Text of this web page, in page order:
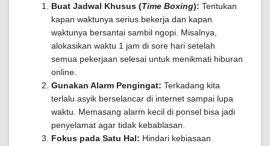
Buat Jadwal Khusus (Time Boxing): Tentukan
kapan waktunya serius bekerja dan kapan
waktunya bersantai sambil ngopi. Misalnya,
alokasikan waktu 1 jam di sore hari setelah
semua pekerjaan selesai untuk menikmati hiburan
online.
Gunakan Alarm Pengingat: Terkadang kita
terlalu asyik berselancar di internet sampai lupa
waktu. Memasang alarm kecil di ponsel bisa jadi
penyelamat agar tidak kebablasan.
Fokus pada Satu Hal: Hindari kebiasaan